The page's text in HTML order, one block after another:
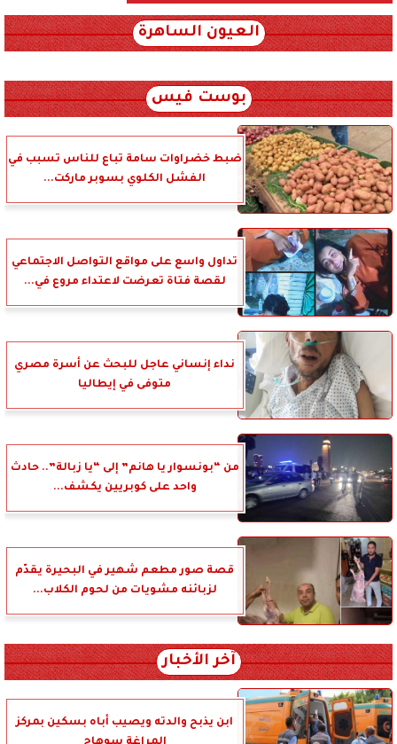
العيون الساهرة
بوست فيس
ضبط خضراوات سامة تباع للناس تسبب في
الفشل الكلوي بسوبر ماركت...
تداول واسع على مواقع التواصل الاجتماعي
لقصة فتاة تعرضت لاعتداء مروع في...
نداء إنساني عاجل للبحث عن أسرة مصري
متوفى في إيطاليا
من “بونسوار يا هانم” إلى “يا زبالة”.. حادث
واحد على كوبريين يكشف...
قصة صور مطعم شهير في البحيرة يقدّم
لزبائنه مشويات من لحوم الكلاب...
آخر الأخبار
ابن يذبح والدته ويصيب أباه بسكين بمركز